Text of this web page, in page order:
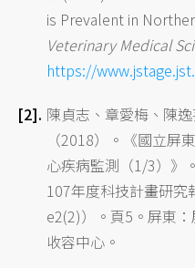
is Prevalent in
Veterinary Medical
https://
陳貞志、章愛梅、陳
（2018）。《國立屏
心疾病監測（1/3）》
107年度科技計畫研
e2(2)）。頁5。屏東
收容中心。